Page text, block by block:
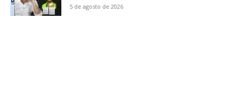
5 de agosto de 2026